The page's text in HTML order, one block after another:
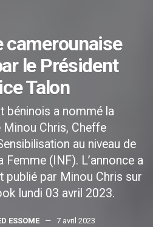
camerounaise
le Président
Talon
béninois a nommé la
Minou Chris, Cheffe
au niveau de
Femme (INF). L’annonce a
publié par Minou Chris sur
lundi 03 avril 2023.
ESSOME
7 avril 2023